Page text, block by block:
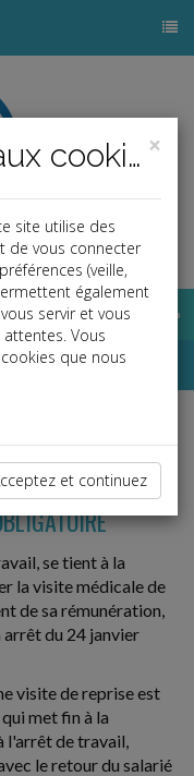
se tient à la
la visite médicale de
de sa rémunération,
arrêt du 24 janvier
visite de reprise est
met fin à la
l'arrêt de travail,
le retour du salarié
×
Politique relative aux cookies
site utilise des
de vous connecter
(veille,
également
servir et vous
Vous
que nous
et continuez